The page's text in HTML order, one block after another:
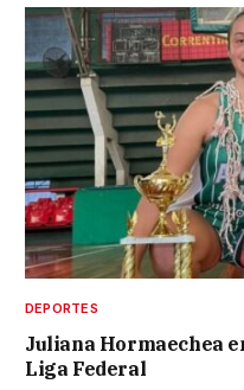
DEPORTES
Juliana Hormaechea
Liga Federal